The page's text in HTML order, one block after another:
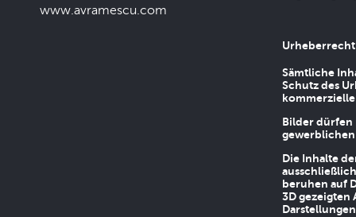
www.avramescu.com
Urheberrecht
Sämtliche
Schutz des
Bilder dürfen
Die Inhalte
beruhen auf
3D gezeigten